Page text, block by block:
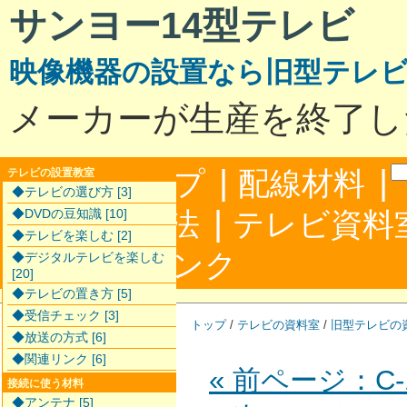
サンヨー14型テレビ
映像機器の設置なら旧型テレ
メーカーが生産を終了
サイトマップ | 配線材料 |
配線接続方法 | テレビ資料
合わせ|リンク
トップ/ テレビの資料室 / 旧型テレビの
« 前ページ：
テレビの設置教室
◆テレビの選び方 [3]
◆DVDの豆知識 [10]
◆テレビを楽しむ [2]
◆デジタルテレビを楽しむ
[20]
◆テレビの置き方 [5]
◆受信チェック [3]
◆放送の方式 [6]
◆関連リンク [6]
接続に使う材料
◆アンテナ [5]